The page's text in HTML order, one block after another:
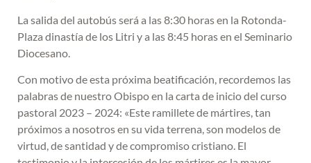
La salida del autobús será a las 8:30 horas en la Rotonda-
Plaza dinastía de los Litri y a las 8:45 horas en el Seminario
Diocesano.
Con motivo de esta próxima beatificación, recordemos las
palabras de nuestro Obispo en la carta de inicio del curso
pastoral 2023 – 2024: «Este ramillete de mártires, tan
próximos a nosotros en su vida terrena, son modelos de
virtud, de santidad y de compromiso cristiano. El